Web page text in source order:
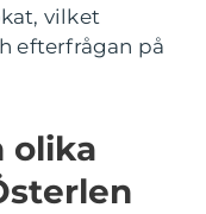
vilket
efterfrågan på
olika